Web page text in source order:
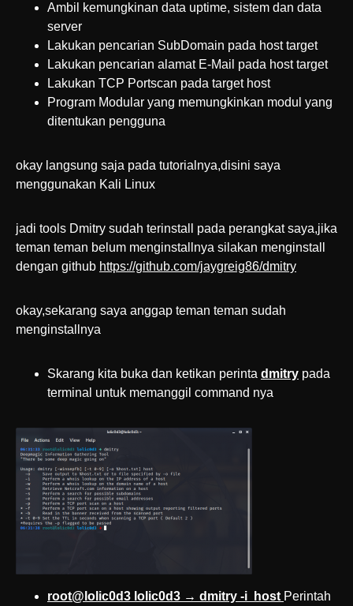
Ambil kemungkinan data uptime, sistem dan data
server
Lakukan pencarian SubDomain pada host target
Lakukan pencarian alamat E-Mail pada host target
Lakukan TCP Portscan pada target host
Program Modular yang memungkinkan modul yang
ditentukan pengguna
okay langsung saja pada tutorialnya,disini saya
menggunakan Kali Linux
jadi tools Dmitry sudah terinstall pada perangkat saya,jika
teman teman belum menginstallnya silakan menginstall
dengan github https://github.com/jaygreig86/dmitry
okay,sekarang saya anggap teman teman sudah
menginstallnya
Skarang kita buka dan ketikan perinta dmitry pada
terminal untuk memanggil command nya
root@lolic0d3 lolic0d3 → dmitry -i host Perintah